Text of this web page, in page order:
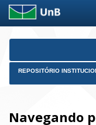
Skip
REPOSITÓRIO
Navegando